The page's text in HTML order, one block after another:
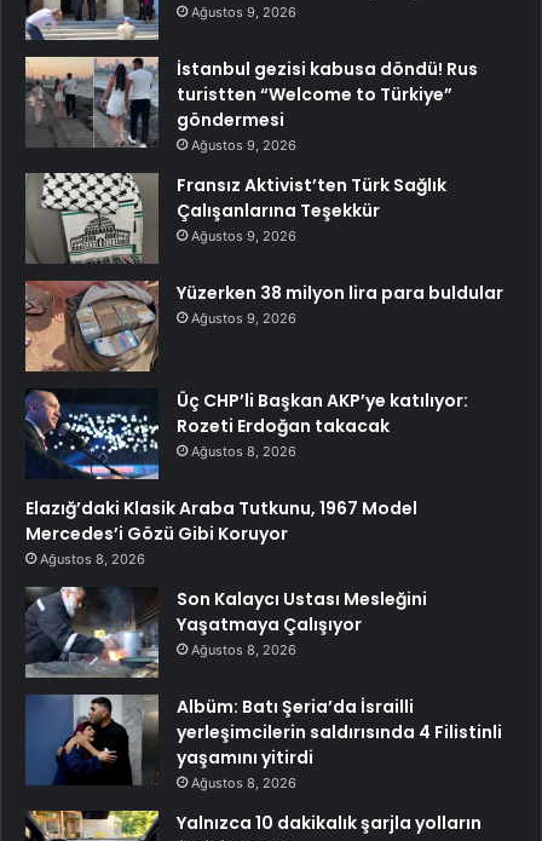
Ağustos 9, 2026
İstanbul gezisi kabusa döndü! Rus
turistten “Welcome to Türkiye”
göndermesi
Ağustos 9, 2026
Fransız Aktivist’ten Türk Sağlık
Çalışanlarına Teşekkür
Ağustos 9, 2026
Yüzerken 38 milyon lira para buldular
Ağustos 9, 2026
Üç CHP’li Başkan AKP’ye katılıyor:
Rozeti Erdoğan takacak
Ağustos 8, 2026
Elazığ’daki Klasik Araba Tutkunu, 1967 Model
Mercedes’i Gözü Gibi Koruyor
Ağustos 8, 2026
Son Kalaycı Ustası Mesleğini
Yaşatmaya Çalışıyor
Ağustos 8, 2026
Albüm: Batı Şeria’da İsrailli
yerleşimcilerin saldırısında 4 Filistinli
yaşamını yitirdi
Ağustos 8, 2026
Yalnızca 10 dakikalık şarjla yolların